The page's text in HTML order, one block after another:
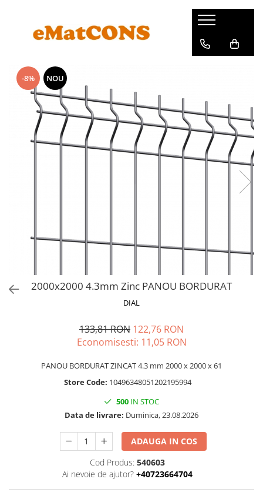
-8% NOU
2000x2000 4.3mm Zinc PANOU BORDURAT
DIAL
133,81 RON 122,76 RON
Economisesti: 11,05 RON
PANOU BORDURAT ZINCAT 4.3 mm 2000 x 2000 x 61
Store Code: 10496348051202195994
500 IN STOC
Data de livrare: Duminica, 23.08.2026
ADAUGA IN COS
Cod Produs: 540603
Ai nevoie de ajutor? +40723664704